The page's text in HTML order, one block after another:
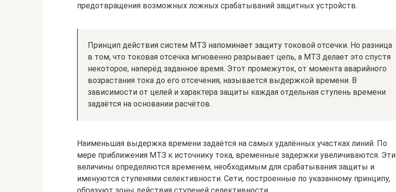
предотвращения возможных ложных срабатываний защитных устройств.
Принцип действия систем МТЗ напоминает защиту токовой отсечки. Но разница
в том, что токовая отсечка мгновенно разрывает цепь, а МТЗ делает это спустя
некоторое, наперёд заданное время. Этот промежуток, от момента аварийного
возрастания тока до его отсечения, называется выдержкой времени. В
зависимости от целей и характера защиты каждая отдельная ступень времени
задаётся на основании расчётов.
Наименьшая выдержка времени задаётся на самых удалённых участках линий. По
мере приближения МТЗ к источнику тока, временные задержки увеличиваются. Эти
величины определяются временем, необходимым для срабатывания защиты и
именуются ступенями селективности. Сети, построенные по указанному принципу,
образуют зоны действия ступеней селективности.